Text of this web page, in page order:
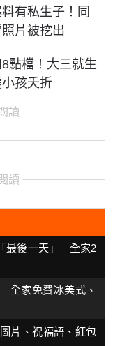
有私生子！同
片被挖出
點檔！大三就生
孩夭折
讀
讀
最後一天」 全家2
全家免費冰美式、
片、祝福語、紅包